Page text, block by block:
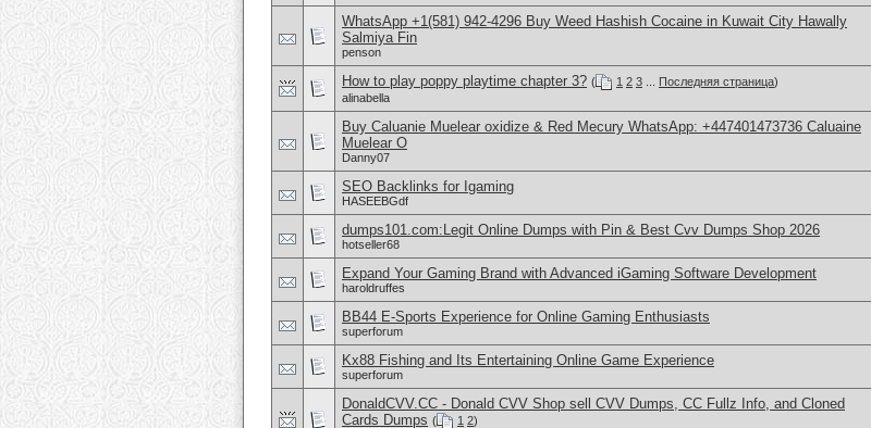
WhatsApp +1(581) 942-4296 Buy Weed Hashish Cocaine in Kuwait City Hawally
Salmiya Fin
penson
How to play poppy playtime chapter 3? ( 1 2 3 Последняя страница)
alinabella
Buy Caluanie Muelear oxidize & Red Mecury WhatsApp: +447401473736 Caluaine
Muelear O
Danny07
SEO Backlinks for Igaming
HASEEBGdf
dumps101.com:Legit Online Dumps with Pin & Best Cvv Dumps Shop 2026
hotseller68
Expand Your Gaming Brand with Advanced iGaming Software Development
haroldruffes
BB44 E-Sports Experience for Online Gaming Enthusiasts
superforum
Kx88 Fishing and Its Entertaining Online Game Experience
superforum
DonaldCVV.CC - Donald CVV Shop sell CVV Dumps, CC Fullz Info, and Cloned
Cards Dumps ( 1 2)